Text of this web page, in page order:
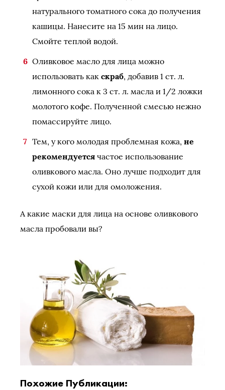
натурального томатного сока до получения
кашицы. Нанесите на 15 мин на лицо.
Смойте теплой водой.
Оливковое масло для лица можно
использовать как скраб, добавив 1 ст. л.
лимонного сока к 3 ст. л. масла и 1/2 ложки
молотого кофе. Полученной смесью нежно
помассируйте лицо.
Тем, у кого молодая проблемная кожа, не
рекомендуется частое использование
оливкового масла. Оно лучше подходит для
сухой кожи или для омоложения.
А какие маски для лица на основе оливкового
масла пробовали вы?
Похожие Публикации: